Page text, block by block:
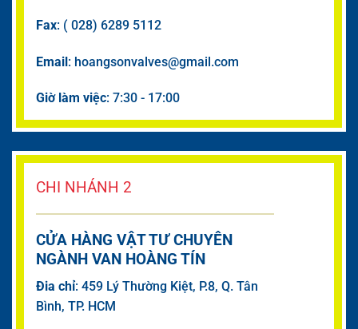
Fax: ( 028) 6289 5112
Email: hoangsonvalves@gmail.com
Giờ làm việc: 7:30 - 17:00
CHI NHÁNH 2
CỬA HÀNG VẬT TƯ CHUYÊN
NGÀNH VAN HOÀNG TÍN
Đia chỉ: 459 Lý Thường Kiệt, P.8, Q. Tân
Bình, TP. HCM